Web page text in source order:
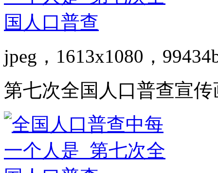
jpeg，1613x1080，
第七次全国人口普查宣传